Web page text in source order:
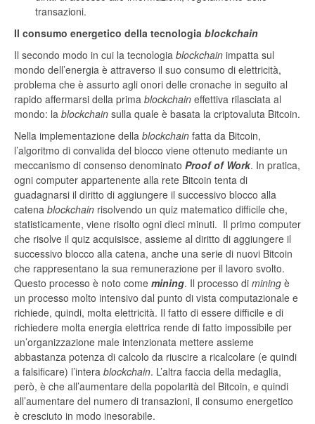
transazioni.
Il consumo energetico della tecnologia blockchain
Il secondo modo in cui la tecnologia blockchain impatta sul
mondo dell’energia è attraverso il suo consumo di elettricità,
problema che è assurto agli onori delle cronache in seguito al
rapido affermarsi della prima blockchain effettiva rilasciata al
mondo: la blockchain sulla quale è basata la criptovaluta Bitcoin.
Nella implementazione della blockchain fatta da Bitcoin,
l’algoritmo di convalida del blocco viene ottenuto mediante un
meccanismo di consenso denominato Proof of Work. In pratica,
ogni computer appartenente alla rete Bitcoin tenta di
guadagnarsi il diritto di aggiungere il successivo blocco alla
catena blockchain risolvendo un quiz matematico difficile che,
statisticamente, viene risolto ogni dieci minuti. Il primo computer
che risolve il quiz acquisisce, assieme al diritto di aggiungere il
successivo blocco alla catena, anche una serie di nuovi Bitcoin
che rappresentano la sua remunerazione per il lavoro svolto.
Questo processo è noto come mining. Il processo di mining è
un processo molto intensivo dal punto di vista computazionale e
richiede, quindi, molta elettricità. Il fatto di essere difficile e di
richiedere molta energia elettrica rende di fatto impossibile per
un’organizzazione male intenzionata mettere assieme
abbastanza potenza di calcolo da riuscire a ricalcolare (e quindi
a falsificare) l’intera blockchain. L’altra faccia della medaglia,
però, è che all’aumentare della popolarità del Bitcoin, e quindi
all’aumentare del numero di transazioni, il consumo energetico
è cresciuto in modo inesorabile.